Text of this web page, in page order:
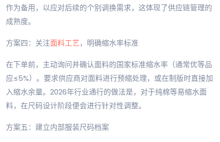
作为备用，以应对后续的个别调换需求，这体现了供应链管理的
成熟度。
方案四：关注面料工艺，明确缩水率标准
在下单前，主动询问并确认面料的国家标准缩水率（通常优等品
应≤5%）。要求供应商对面料进行预缩处理，或在制版时直接加
入缩水余量。2026年行业通行的做法是，对于纯棉等易缩水面
料，在尺码设计阶段便会进行针对性调整。
方案五：建立内部服装尺码档案